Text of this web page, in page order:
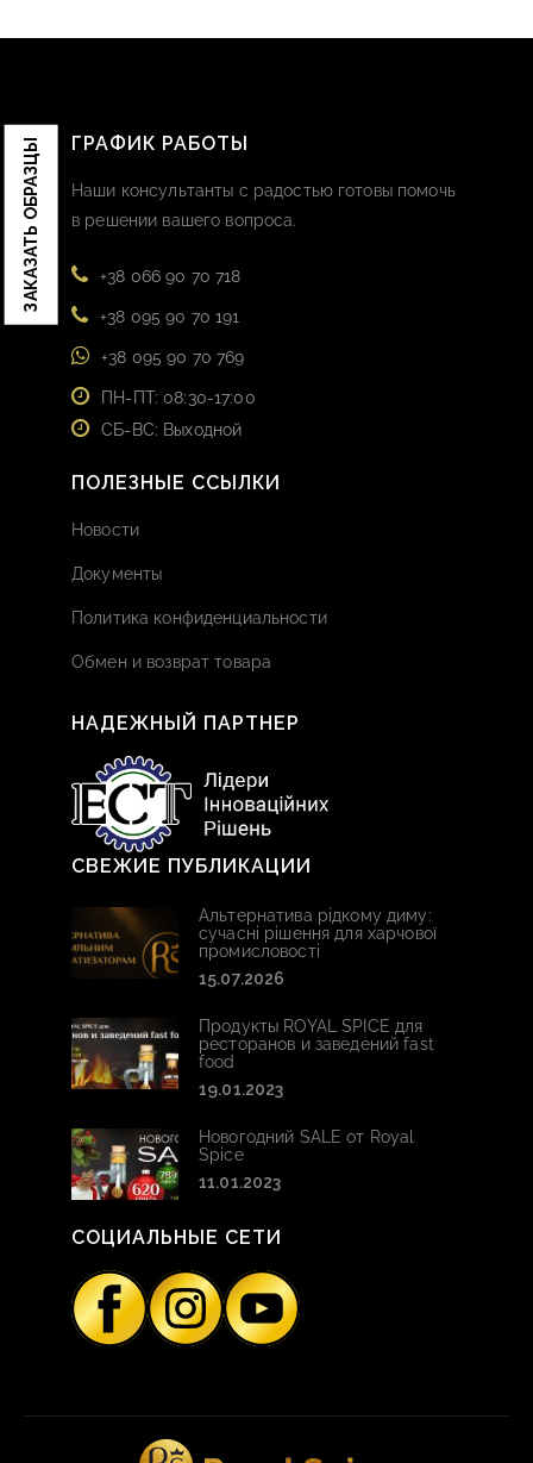
ЗАКАЗАТЬ ОБРАЗЦЫ ГРАФИК РАБОТЫ
Наши консультанты с радостью готовы помочь
в решении вашего вопроса.
+38 066 90 70 718
+38 095 90 70 191
+38 095 90 70 769
ПН-ПТ: 08:30-17:00
СБ-ВС: Выходной
ПОЛЕЗНЫЕ ССЫЛКИ
Новости
Документы
Политика конфиденциальности
Обмен и возврат товара
НАДЕЖНЫЙ ПАРТНЕР
СВЕЖИЕ ПУБЛИКАЦИИ
Альтернатива рідкому диму:
сучасні рішення для харчової
промисловості
15.07.2026
Продукты ROYAL SPICE для
ресторанов и заведений fast
food
19.01.2023
Новогодний SALE от Royal
Spice
11.01.2023
СОЦИАЛЬНЫЕ СЕТИ